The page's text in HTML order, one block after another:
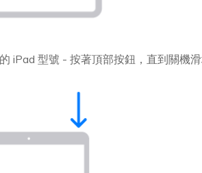
iPad 型號 - 按著頂部按鈕，直到關機